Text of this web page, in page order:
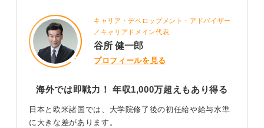
キャリア・デベロップメント・アドバイザー
／キャリアドメイン代表
谷所 健一郎
プロフィールを見る
海外では即戦力！ 年収1,000万超えもあり得る
日本と欧米諸国では、大学院修了後の初任給や給与水準
に大きな差があります。